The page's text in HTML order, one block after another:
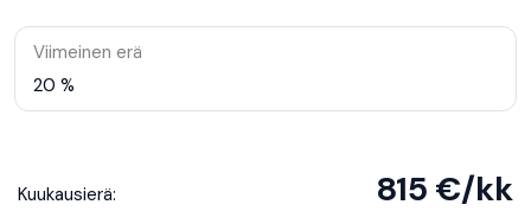
Viimeinen erä
20 %
Kuukausierä: 815 €/kk